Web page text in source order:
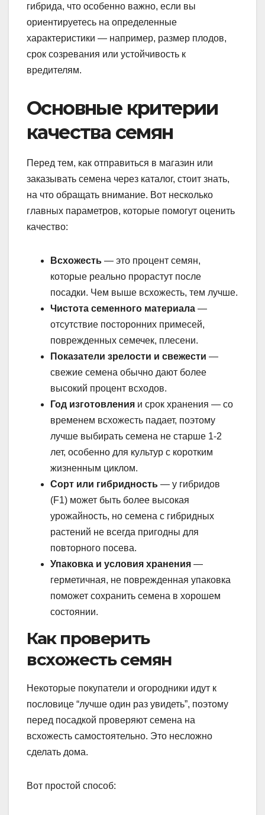
гибрида, что особенно важно, если вы
ориентируетесь на определенные
характеристики — например, размер плодов,
срок созревания или устойчивость к
вредителям.
Основные критерии
качества семян
Перед тем, как отправиться в магазин или
заказывать семена через каталог, стоит знать,
на что обращать внимание. Вот несколько
главных параметров, которые помогут оценить
качество:
Всхожесть — это процент семян,
которые реально прорастут после
посадки. Чем выше всхожесть, тем лучше.
Чистота семенного материала —
отсутствие посторонних примесей,
поврежденных семечек, плесени.
Показатели зрелости и свежести —
свежие семена обычно дают более
высокий процент всходов.
Год изготовления и срок хранения — со
временем всхожесть падает, поэтому
лучше выбирать семена не старше 1-2
лет, особенно для культур с коротким
жизненным циклом.
Сорт или гибридность — у гибридов
(F1) может быть более высокая
урожайность, но семена с гибридных
растений не всегда пригодны для
повторного посева.
Упаковка и условия хранения —
герметичная, не поврежденная упаковка
поможет сохранить семена в хорошем
состоянии.
Как проверить
всхожесть семян
Некоторые покупатели и огородники идут к
пословице “лучше один раз увидеть”, поэтому
перед посадкой проверяют семена на
всхожесть самостоятельно. Это несложно
сделать дома.
Вот простой способ: